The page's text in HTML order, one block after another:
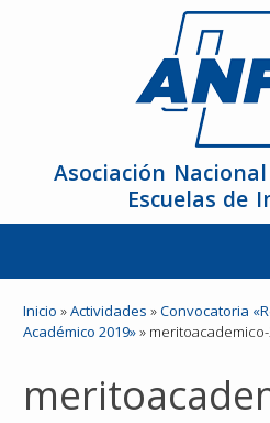
Asociación
Escuelas de
La ANFEI
Inicio »Actividades »Convocatoria
Académico 2019»»